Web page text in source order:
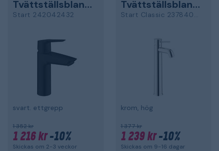
Tvättställsblandare
Start 242042432
svart. ettgrepp
1 352 kr
1 216 kr-10%
Skickas om 2-3 veckor
Tvättställsblandare
Start Classic 23784000
krom, hög
1 377 kr
1 239 kr-10%
Skickas om 9-16 dagar